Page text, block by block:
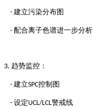
- 建立污染分布图
- 配合离子色谱进一步分析
3. 趋势监控：
- 建立SPC控制图
- 设定UCL/LCL警戒线